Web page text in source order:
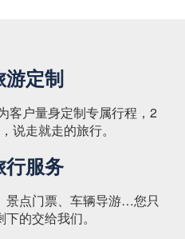
游定制
客户量身定制专属行程，2
说走就走的旅行。
行服务
景点门票、车辆导游…您只
的交给我们。